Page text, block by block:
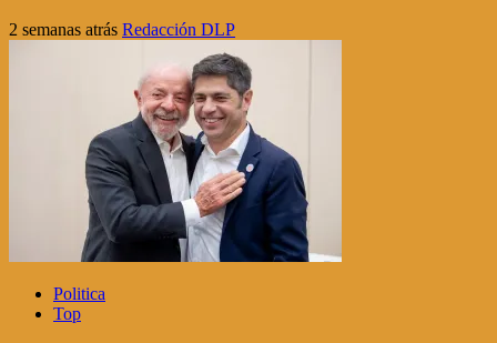
2 semanas atrás Redacción DLP
Politica
Top